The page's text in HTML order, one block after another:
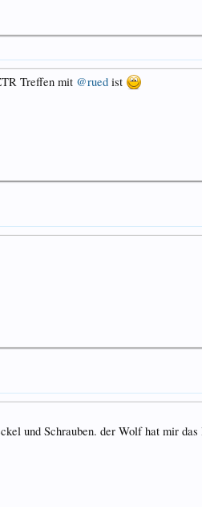
Treffen mit @rued ist
und Schrauben. der Wolf hat mir